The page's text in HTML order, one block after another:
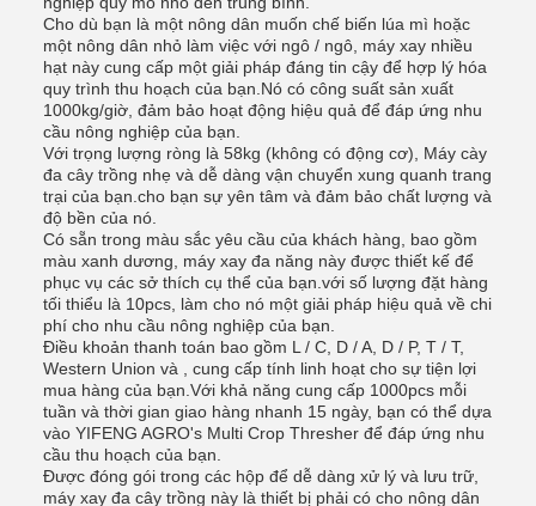
Cho dù bạn là một nông dân muốn chế biến lúa mì hoặc
một nông dân nhỏ làm việc với ngô / ngô, máy xay nhiều
hạt này cung cấp một giải pháp đáng tin cậy để hợp lý hóa
quy trình thu hoạch của bạn.Nó có công suất sản xuất
1000kg/giờ, đảm bảo hoạt động hiệu quả để đáp ứng nhu
cầu nông nghiệp của bạn.
Với trọng lượng ròng là 58kg (không có động cơ), Máy cày
đa cây trồng nhẹ và dễ dàng vận chuyển xung quanh trang
trại của bạn.cho bạn sự yên tâm và đảm bảo chất lượng và
độ bền của nó.
Có sẵn trong màu sắc yêu cầu của khách hàng, bao gồm
màu xanh dương, máy xay đa năng này được thiết kế để
phục vụ các sở thích cụ thể của bạn.với số lượng đặt hàng
tối thiểu là 10pcs, làm cho nó một giải pháp hiệu quả về chi
phí cho nhu cầu nông nghiệp của bạn.
Điều khoản thanh toán bao gồm L / C, D / A, D / P, T / T,
Western Union và , cung cấp tính linh hoạt cho sự tiện lợi
mua hàng của bạn.Với khả năng cung cấp 1000pcs mỗi
tuần và thời gian giao hàng nhanh 15 ngày, bạn có thể dựa
vào YIFENG AGRO's Multi Crop Thresher để đáp ứng nhu
cầu thu hoạch của bạn.
Được đóng gói trong các hộp để dễ dàng xử lý và lưu trữ,
máy xay đa cây trồng này là thiết bị phải có cho nông dân